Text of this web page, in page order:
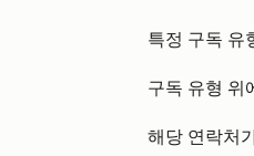
특정 구독 유
구독 유형 위
해당 연락처